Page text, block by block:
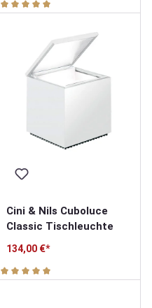
Durchschnittliche Bewertung
Cini & Nils Cuboluce
Classic Tischleuchte
134,00 €*
Durchschnittliche Bewertung